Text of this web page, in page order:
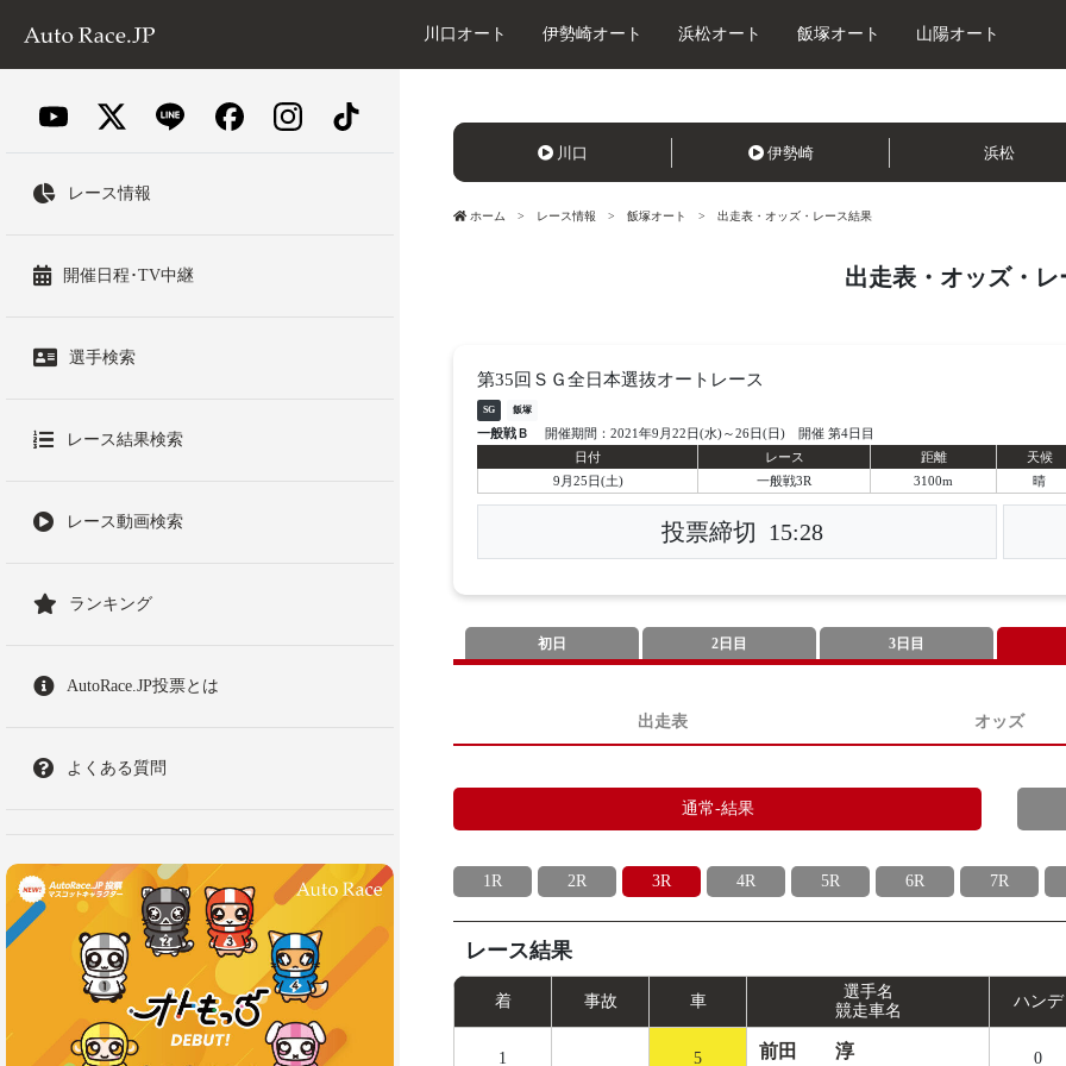
川口オート 伊勢崎オート 浜松オート 飯塚オート 山陽オート
レース情報
開催日程･TV中継
選手検索
レース結果検索
レース動画検索
ランキング
AutoRace.JP投票とは
よくある質問
川口 伊勢崎 浜松
ホーム レース情報 飯塚オート 出走表・オッズ・レース結果
出走表・オッズ・レ
第35回ＳＧ全日本選抜オートレース
SG 飯塚
一般戦Ｂ
開催期間：2021年9月22日(水)～26日(日) 開催 第4日目
日付
レース 距離
天候
9月25日(土)
一般戦3R 3100m 晴
投票締切 15:28
初日 2日目 3日目
出走表 オッズ
通常-結果
1R 2R 3R 4R 5R 6R 7R
レース結果
着 事故 車
選手名
競走車名
ハンデ
1 5 前田 淳 0